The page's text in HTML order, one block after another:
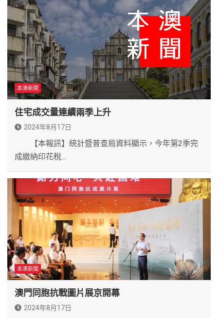
本澳新聞
住宅成交量連續兩季上升
2024年8月17日
【本報訊】統計暨普查局資料顯示，今年第2季完
成繳納印花稅…
本澳新聞
澳門同胞抗戰圖片展京開幕
2024年8月17日